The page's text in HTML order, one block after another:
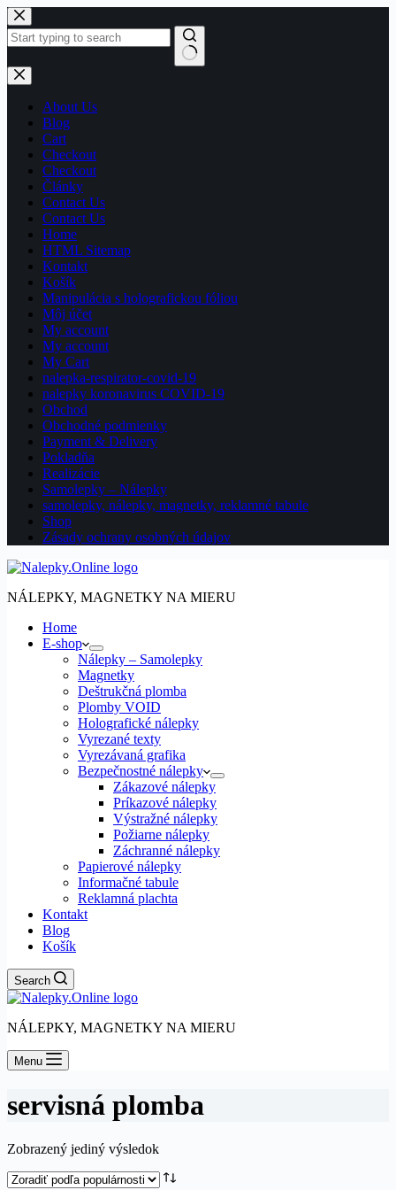
Skip
to
content
No
results
About Us
Blog
Cart
Checkout
Checkout
Články
Contact Us
Contact Us
Home
HTML Sitemap
Kontakt
Košík
Manipulácia s holografickou fóliou
Môj účet
My account
My account
My Cart
nalepka-respirator-covid-19
nalepky koronavirus COVID-19
Obchod
Obchodné podmienky
Payment & Delivery
Pokladňa
Realizácie
Samolepky – Nálepky
samolepky, nálepky, magnetky, reklamné tabule
Shop
Zásady ochrany osobných údajov
NÁLEPKY, MAGNETKY NA MIERU
Home
E-shop
Nálepky – Samolepky
Magnetky
Deštrukčná plomba
Plomby VOID
Holografické nálepky
Vyrezané texty
Vyrezávaná grafika
Bezpečnostné nálepky
Zákazové nálepky
Príkazové nálepky
Výstražné nálepky
Požiarne nálepky
Záchranné nálepky
Papierové nálepky
Informačné tabule
Reklamná plachta
Kontakt
Blog
Košík
Search
NÁLEPKY, MAGNETKY NA MIERU
Menu
servisná plomba
Zobrazený jediný výsledok